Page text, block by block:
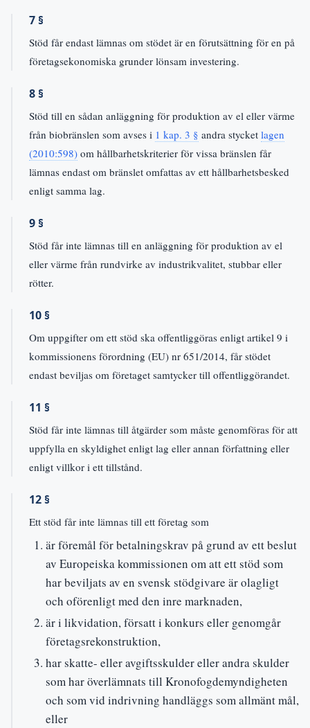
7 §
Stöd får endast lämnas om stödet är en förutsättning för en på
företagsekonomiska grunder lönsam investering.
8 §
Stöd till en sådan anläggning för produktion av el eller värme
från biobränslen som avses i 1 kap. 3 § andra stycket lagen
(2010:598) om hållbarhetskriterier för vissa bränslen får
lämnas endast om bränslet omfattas av ett hållbarhetsbesked
enligt samma lag.
9 §
Stöd får inte lämnas till en anläggning för produktion av el
eller värme från rundvirke av industrikvalitet, stubbar eller
rötter.
10 §
Om uppgifter om ett stöd ska offentliggöras enligt artikel 9 i
kommissionens förordning (EU) nr 651/2014, får stödet
endast beviljas om företaget samtycker till offentliggörandet.
11 §
Stöd får inte lämnas till åtgärder som måste genomföras för att
uppfylla en skyldighet enligt lag eller annan författning eller
enligt villkor i ett tillstånd.
12 §
Ett stöd får inte lämnas till ett företag som
är föremål för betalningskrav på grund av ett beslut
av Europeiska kommissionen om att ett stöd som
har beviljats av en svensk stödgivare är olagligt
och oförenligt med den inre marknaden,
är i likvidation, försatt i konkurs eller genomgår
företagsrekonstruktion,
har skatte- eller avgiftsskulder eller andra skulder
som har överlämnats till Kronofogdemyndigheten
och som vid indrivning handläggs som allmänt mål,
eller